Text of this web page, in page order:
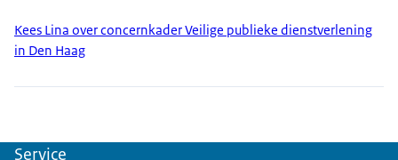
Kees Lina over concernkader Veilige publieke dienstverlening
in Den Haag
Service